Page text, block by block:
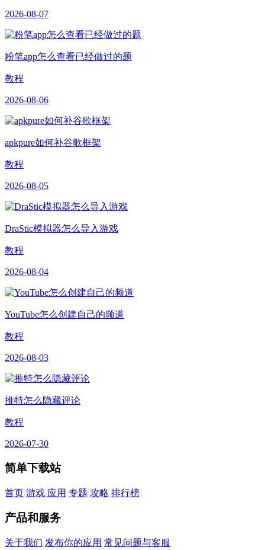
2026-08-07
粉笔app怎么查看已经做过的题
教程
2026-08-06
apkpure如何补谷歌框架
教程
2026-08-05
DraStic模拟器怎么导入游戏
教程
2026-08-04
YouTube怎么创建自己的频道
教程
2026-08-03
推特怎么隐藏评论
教程
2026-07-30
简单下载站
首页 游戏 应用 专题 攻略 排行榜
产品和服务
关于我们 发布你的应用 常见问题与客服